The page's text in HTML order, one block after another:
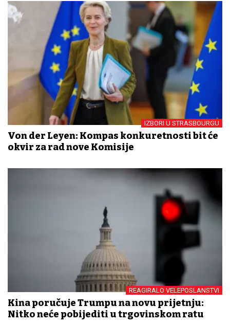
IZBORI U STRASBOURGU
Von der Leyen: Kompas konkuretnosti bit će
okvir za rad nove Komisije
REAGIRALO VELEPOSLANSTVI
Kina poručuje Trumpu na novu prijetnju:
Nitko neće pobijediti u trgovinskom ratu